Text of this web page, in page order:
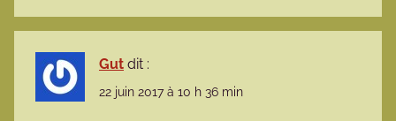
Gut dit :
22 juin 2017 à 10 h 36 min